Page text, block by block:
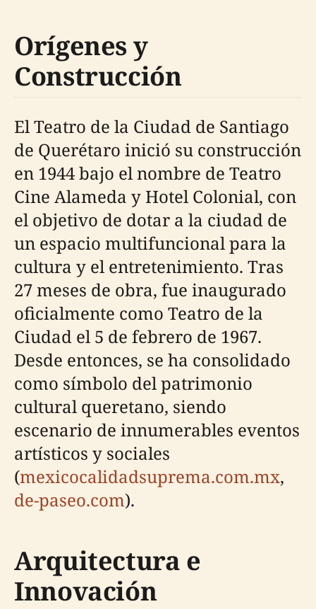
Orígenes y
Construcción
El Teatro de la Ciudad de Santiago
de Querétaro inició su construcción
en 1944 bajo el nombre de Teatro
Cine Alameda y Hotel Colonial, con
el objetivo de dotar a la ciudad de
un espacio multifuncional para la
cultura y el entretenimiento. Tras
27 meses de obra, fue inaugurado
oficialmente como Teatro de la
Ciudad el 5 de febrero de 1967.
Desde entonces, se ha consolidado
como símbolo del patrimonio
cultural queretano, siendo
escenario de innumerables eventos
artísticos y sociales
(mexicocalidadsuprema.com.mx,
de-paseo.com).
Arquitectura e
Innovación